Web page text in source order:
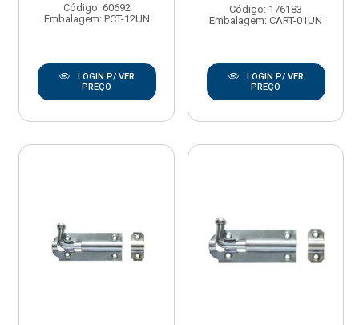
Código: 60692
Embalagem: PCT-12UN
LOGIN P/ VER
PREÇO
Código: 176183
Embalagem: CART-01UN
LOGIN P/ VER
PREÇO